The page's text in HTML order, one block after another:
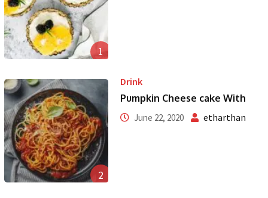
1
2
Drink
Pumpkin Cheese cake With
June 22, 2020 etharthan